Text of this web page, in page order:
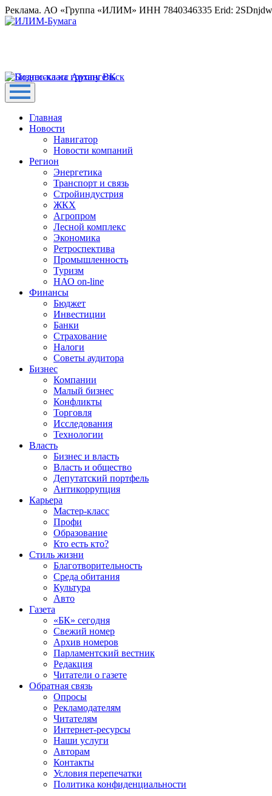
Реклама. АО «Группа «ИЛИМ» ИНН 7840346335 Erid:
Главная
Новости
Навигатор
Новости компаний
Регион
Энергетика
Транспорт и связь
Стройиндустрия
ЖКХ
Агропром
Лесной комплекс
Экономика
Ретроспектива
Промышленность
Туризм
НАО on-line
Финансы
Бюджет
Инвестиции
Банки
Страхование
Налоги
Советы аудитора
Бизнес
Компании
Малый бизнес
Конфликты
Торговля
Исследования
Технологии
Власть
Бизнес и власть
Власть и общество
Депутатский портфель
Антикоррупция
Карьера
Мастер-класс
Профи
Образование
Кто есть кто?
Стиль жизни
Благотворительность
Среда обитания
Культура
Авто
Газета
«БК» сегодня
Свежий номер
Архив номеров
Парламентский вестник
Редакция
Читатели о газете
Обратная связь
Опросы
Рекламодателям
Читателям
Интернет-ресурсы
Наши услуги
Авторам
Контакты
Условия перепечатки
Политика конфиденциальности